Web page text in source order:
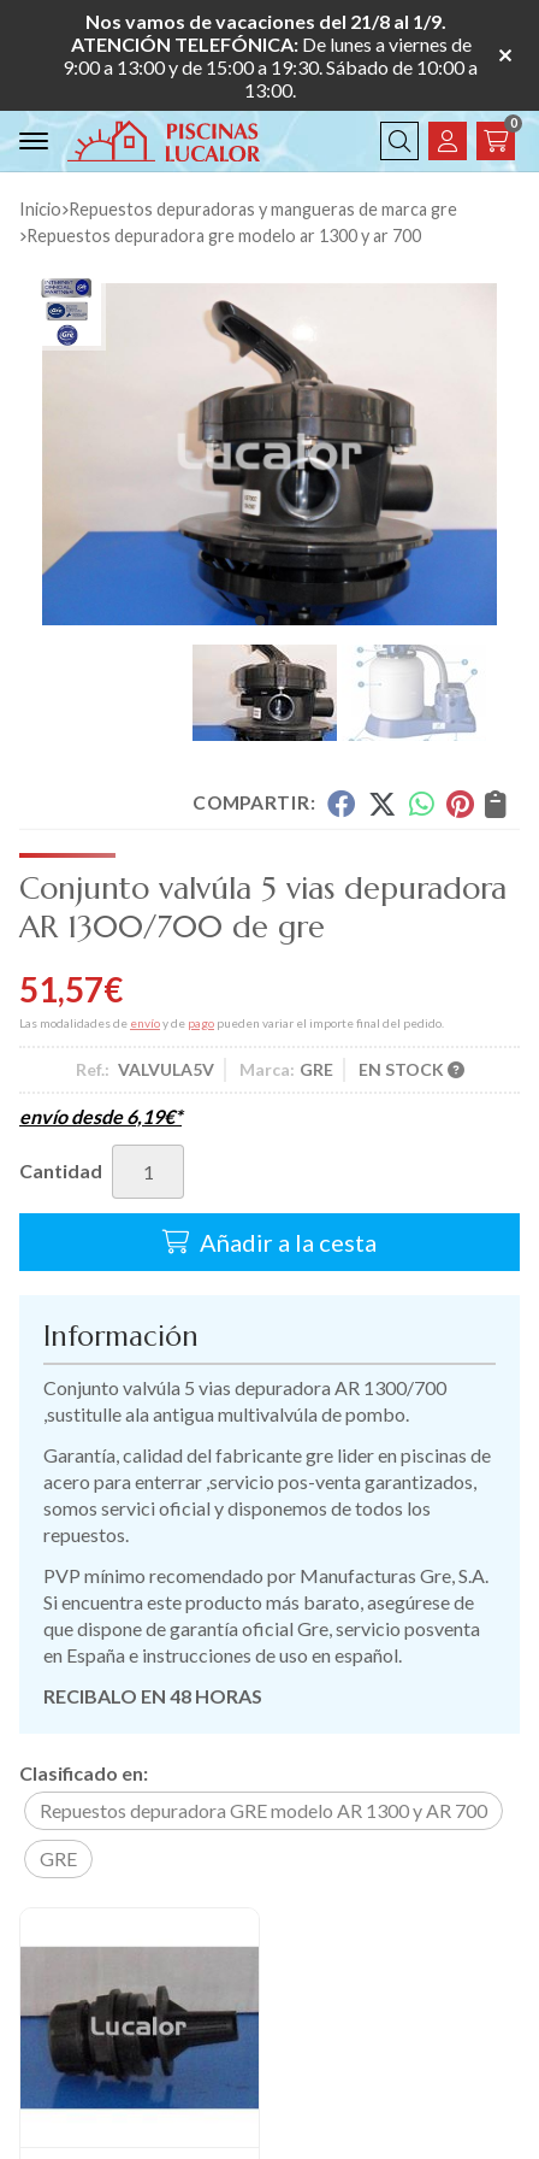
Nos vamos de vacaciones del 21/8 al 1/9.
ATENCIÓN TELEFÓNICA: De lunes a viernes de
9:00 a 13:00 y de 15:00 a 19:30. Sábado de 10:00 a
13:00.
Buscar
0
Inicio
repuestos depuradoras y mangueras de marca gre
repuestos depuradora gre modelo ar 1300 y ar 700
COMPARTIR:
Conjunto valvúla 5 vias depuradora
AR 1300/700 de gre
51,57€
Las modalidades de envíoy de pago pueden variar el importe final del pedido.
Ref.: VALVULA5V Marca: GRE EN STOCK
envío desde6,19€*
Cantidad
Añadir a la cesta
Información
Conjunto valvúla 5 vias depuradora AR 1300/700
,sustitulle ala antigua multivalvúla de pombo.
Garantía, calidad del fabricante gre lider en piscinas de
acero para enterrar ,servicio pos-venta garantizados,
somos servici oficial y disponemos de todos los
repuestos.
PVP mínimo recomendado por Manufacturas Gre, S.A.
Si encuentra este producto más barato, asegúrese de
que dispone de garantía oficial Gre, servicio posventa
en España e instrucciones de uso en español.
RECIBALO EN 48 HORAS
Clasificado en:
Repuestos depuradora GRE modelo AR 1300 y AR 700
GRE